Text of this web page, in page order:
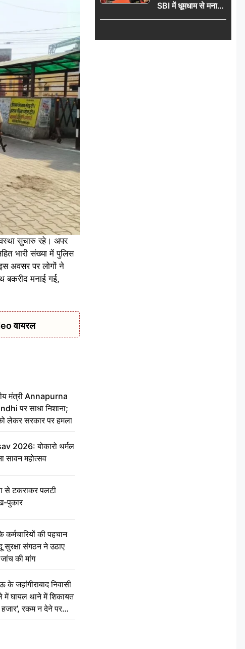
सुचारु रहे। अपर
भारी संख्या में पुलिस
अवसर पर लोगों ने
बकरीद मनाई गई,
वायरल
मंत्री Annapurna
पर साधा निशाना;
लेकर सरकार पर हमला
2026: बोकारो थर्मल
सावन महोत्सव
से टकराकर पलटी
पुकार
की पहचान
सुरक्षा संगठन ने उठाए
की मांग
जहांगीराबाद निवासी
घायल थाने में शिकायत
हजार’, रकम न देने पर
SBI में धूमधाम से मना
सावन महोत्सव